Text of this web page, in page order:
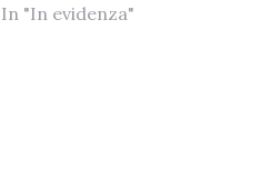
In "In evidenza"